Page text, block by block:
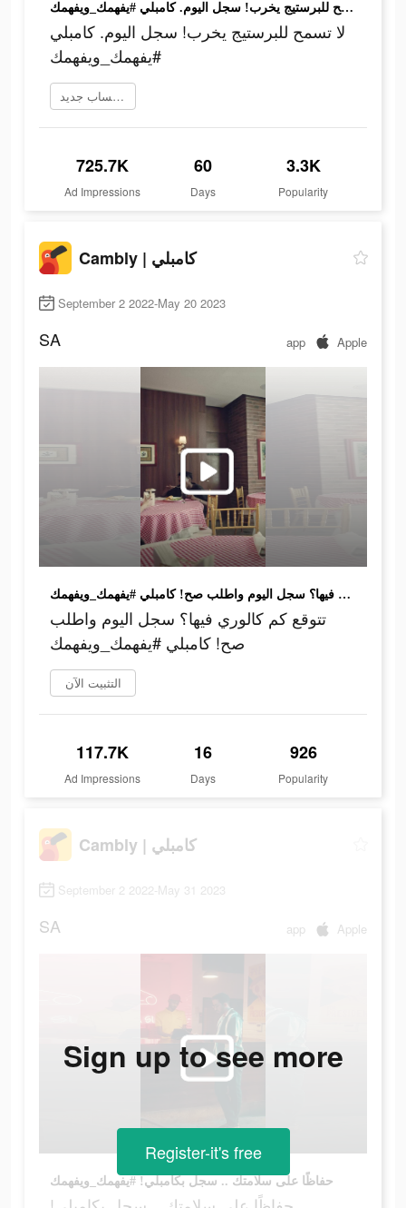
لا تسمح للبرستيج يخرب! سجل اليوم. كامبلي #يفهمك_ويفهمك
لا تسمح للبرستيج يخرب! سجل اليوم. كامبلي
#يفهمك_ويفهمك
إنشاء حساب جديد
725.7K
Ad Impressions
60
Days
3.3K
Popularity
Cambly | كامبلي
September 2 2022-May 20 2023
SA app Apple
تتوقع كم كالوري فيها؟ سجل اليوم واطلب صح! كامبلي #يفهمك_ويفهمك
تتوقع كم كالوري فيها؟ سجل اليوم واطلب
صح! كامبلي #يفهمك_ويفهمك
التثبيت الآن
117.7K
Ad Impressions
16
Days
926
Popularity
Cambly | كامبلي
September 2 2022-May 31 2023
SA app Apple
حفاظًا على سلامتك .. سجل بكامبلي! #يفهمك_ويفهمك
Sign up to see more
Register-it's free